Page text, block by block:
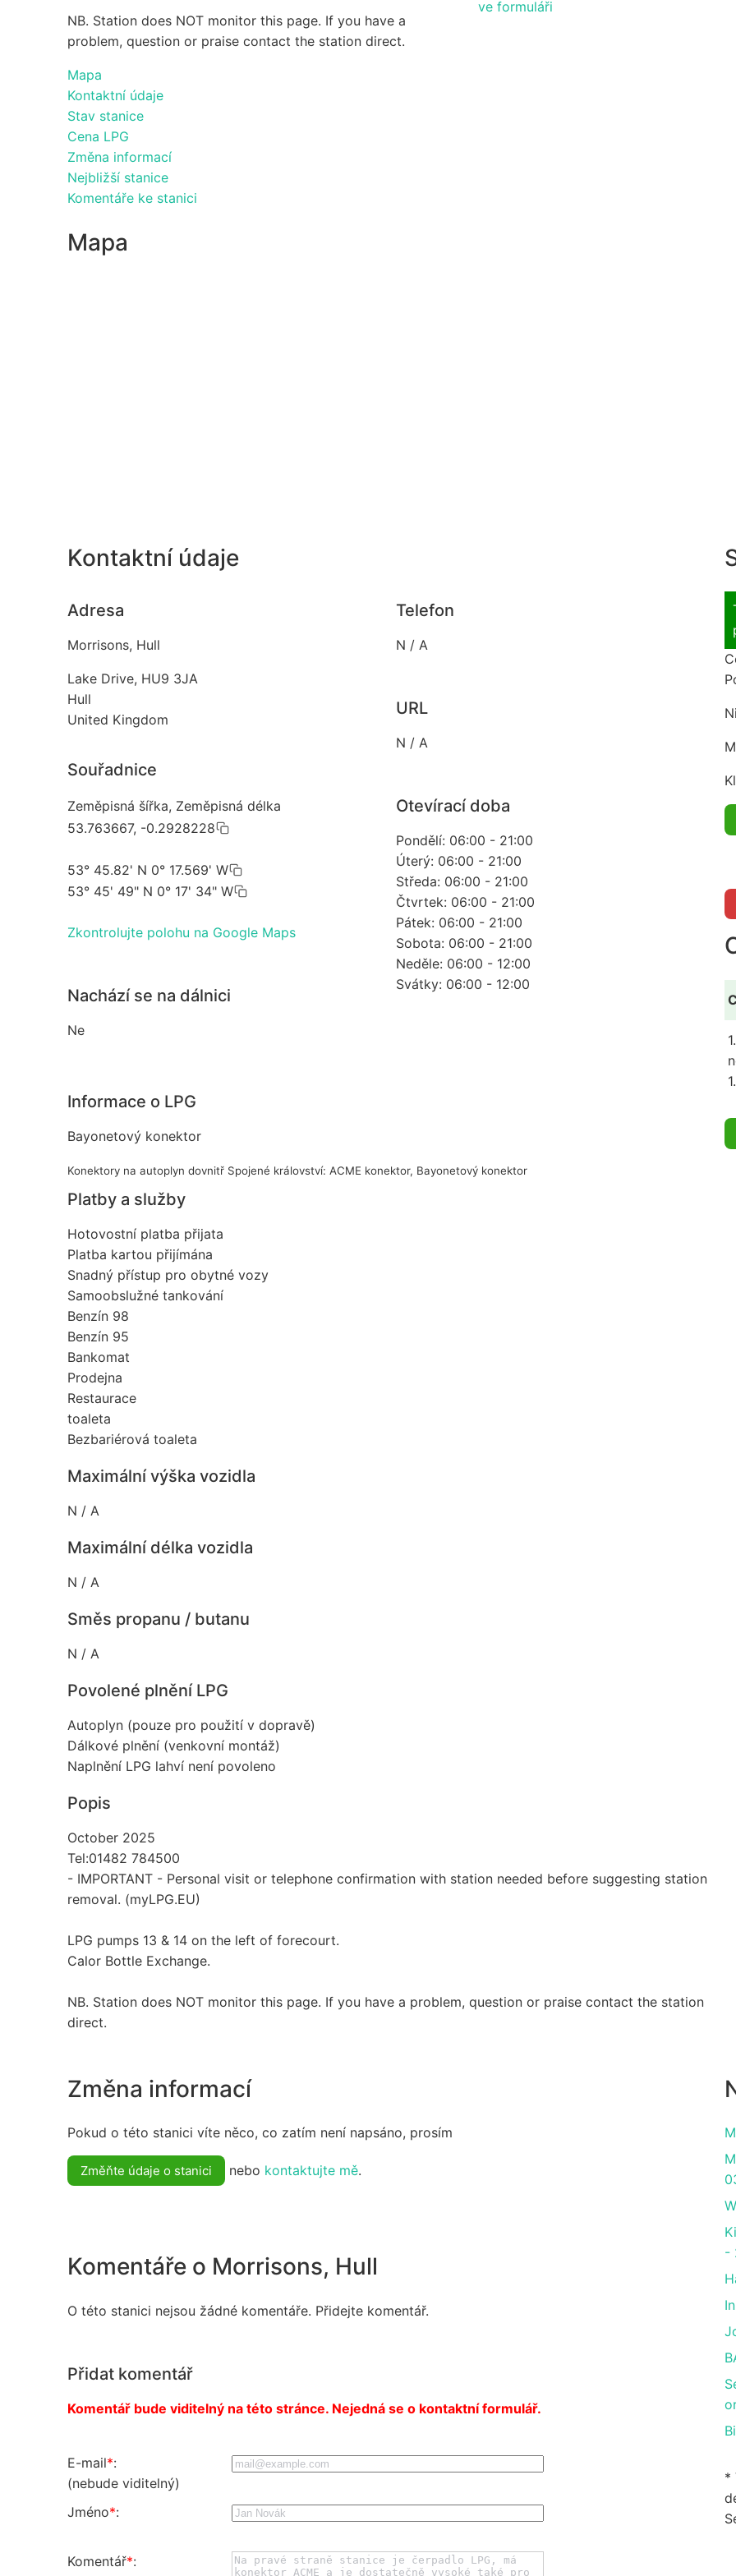
NB. Station does NOT monitor this page. If you have a
problem, question or praise contact the station direct.
Mapa
Kontaktní údaje
Stav stanice
Cena LPG
Změna informací
Nejbližší stanice
Komentáře ke stanici
ve formuláři
Mapa
Kontaktní údaje
Adresa
Morrisons, Hull
Lake Drive, HU9 3JA
Hull
United Kingdom
Souřadnice
Zeměpisná šířka, Zeměpisná délka
53.763667, -0.2928228
53° 45.82' N 0° 17.569' W
53° 45' 49" N 0° 17' 34" W
Zkontrolujte polohu na Google Maps
Nachází se na dálnici
Ne
Telefon
N / A
URL
N / A
Otevírací doba
Pondělí: 06:00 - 21:00
Úterý: 06:00 - 21:00
Středa: 06:00 - 21:00
Čtvrtek: 06:00 - 21:00
Pátek: 06:00 - 21:00
Sobota: 06:00 - 21:00
Neděle: 06:00 - 12:00
Svátky: 06:00 - 12:00
Informace o LPG
Bayonetový konektor
Konektory na autoplyn dovnitř Spojené království: ACME konektor, Bayonetový konektor
Platby a služby
Hotovostní platba přijata
Platba kartou přijímána
Snadný přístup pro obytné vozy
Samoobslužné tankování
Benzín 98
Benzín 95
Bankomat
Prodejna
Restaurace
toaleta
Bezbariérová toaleta
Maximální výška vozidla
N / A
Maximální délka vozidla
N / A
Směs propanu / butanu
N / A
Povolené plnění LPG
Autoplyn (pouze pro použití v dopravě)
Dálkové plnění (venkovní montáž)
Naplnění LPG lahví není povoleno
Popis
October 2025
Tel:01482 784500
- IMPORTANT - Personal visit or telephone confirmation with station needed before suggesting station
removal. (myLPG.EU)
LPG pumps 13 & 14 on the left of forecourt.
Calor Bottle Exchange.
NB. Station does NOT monitor this page. If you have a problem, question or praise contact the station
direct.
Změna informací
Pokud o této stanici víte něco, co zatím není napsáno, prosím
Změňte údaje o stanici nebo kontaktujte mě.
Komentáře o Morrisons, Hull
O této stanici nejsou žádné komentáře. Přidejte komentář.
Přidat komentář
Komentář bude viditelný na této stránce. Nejedná se o kontaktní formulář.
E-mail*:
(nebude viditelný)
Jméno*:
Komentář*:
-
*